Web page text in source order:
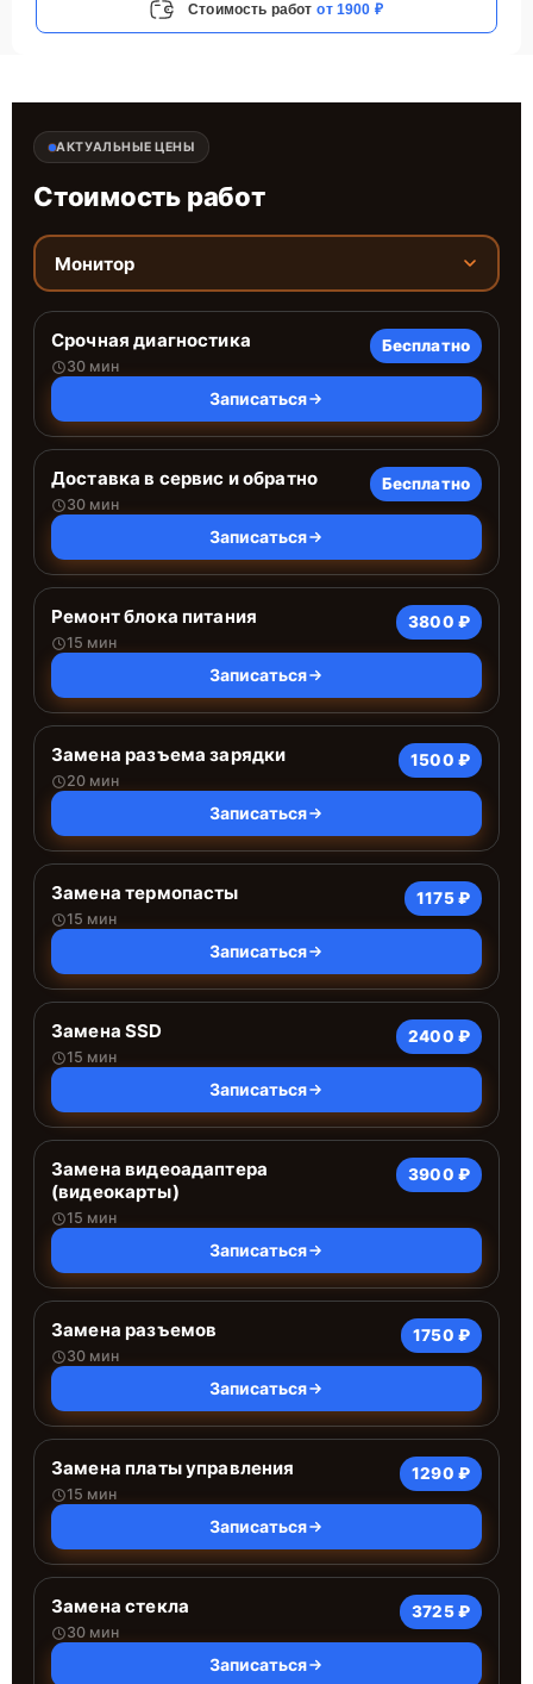
Стоимость работ от 1900 ₽
АКТУАЛЬНЫЕ ЦЕНЫ
Стоимость работ
Монитор
Срочная диагностика
30 мин
Бесплатно
Записаться
Доставка в сервис и обратно
30 мин
Бесплатно
Записаться
Ремонт блока питания
15 мин
3800 ₽
Записаться
Замена разъема зарядки
20 мин
1500 ₽
Записаться
Замена термопасты
15 мин
1175 ₽
Записаться
Замена SSD
15 мин
2400 ₽
Записаться
Замена видеоадаптера
(видеокарты)
15 мин
3900 ₽
Записаться
Замена разъемов
30 мин
1750 ₽
Записаться
Замена платы управления
15 мин
1290 ₽
Записаться
Замена стекла
30 мин
3725 ₽
Записаться